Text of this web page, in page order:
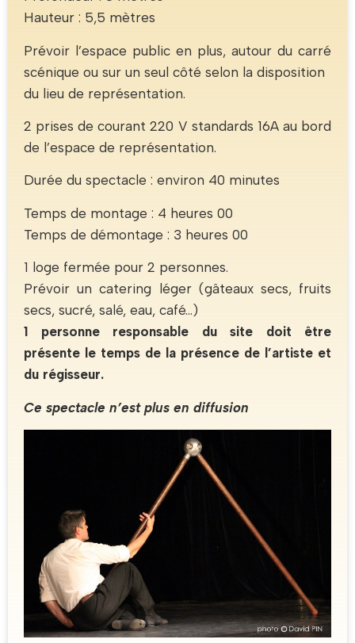
Hauteur : 5,5 mètres
Prévoir l’espace public en plus, autour du carré
scénique ou sur un seul côté selon la disposition
du lieu de représentation.
2 prises de courant 220 V standards 16A au bord
de l’espace de représentation.
Durée du spectacle : environ 40 minutes
Temps de montage : 4 heures 00
Temps de démontage : 3 heures 00
1 loge fermée pour 2 personnes.
Prévoir un catering léger (gâteaux secs, fruits
secs, sucré, salé, eau, café…)
1 personne responsable du site doit être
présente le temps de la présence de l’artiste et
du régisseur.
Ce spectacle n’est plus en diffusion